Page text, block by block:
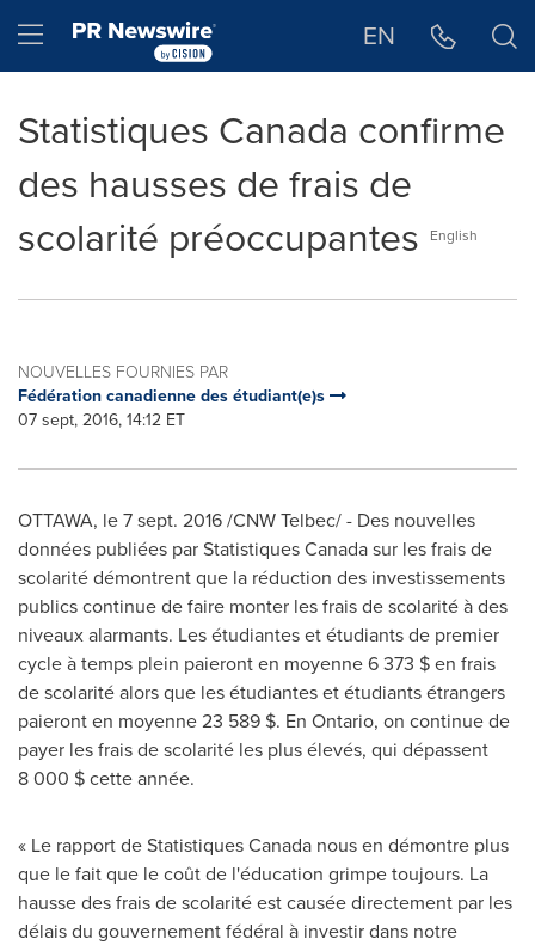
Hamburger menu EN
Statistiques Canada confirme
des hausses de frais de
scolarité préoccupantes
English
NOUVELLES FOURNIES PAR
Fédération canadienne des étudiant(e)s
07 sept, 2016, 14:12 ET
OTTAWA, le7 sept. 2016/CNW Telbec/ - Des nouvelles
données publiées par Statistiques Canada sur les frais de
scolarité démontrent que la réduction des investissements
publics continue de faire monter les frais de scolarité à des
niveaux alarmants. Les étudiantes et étudiants de premier
cycle à temps plein paieront en moyenne 6 373 $ en frais
de scolarité alors que les étudiantes et étudiants étrangers
paieront en moyenne 23 589 $. En Ontario, on continue de
payer les frais de scolarité les plus élevés, qui dépassent
8 000 $ cette année.
« Le rapport de Statistiques Canada nous en démontre plus
que le fait que le coût de l'éducation grimpe toujours. La
hausse des frais de scolarité est causée directement par les
délais du gouvernement fédéral à investir dans notre